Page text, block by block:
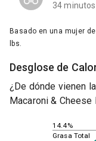
34 minutos
Basado en una mujer
lbs.
Desglose de
¿De dónde vienen
Macaroni &
14.4%
Grasa Total